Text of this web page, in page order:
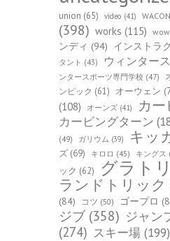
union (65) video (41) WACON
(398) works (115) wow
ンディ (94) インストラ
タント (43) ウィンター
ンタースポーツ専門学校 (47)
ンピック (61) オーウェン
(108)
オーンズ (41) カ
カービングターン
(49)
ガリウム (39) キッ
ズ (69) キロロ (45) キングス
ック (62) グラトリ
ランドトリック
(84)
コツ (50) ゴープロ
ジブ (358) ジャン
(274) スキー場 (199)